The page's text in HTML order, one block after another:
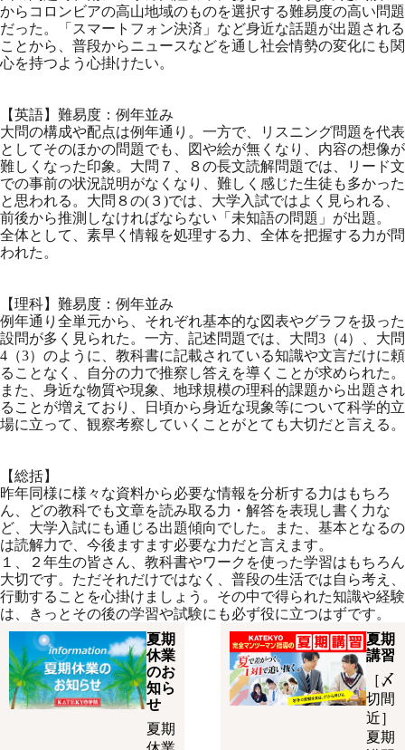
からコロンビアの高山地域のものを選択する難易度の高い問題
だった。「スマートフォン決済」など身近な話題が出題される
ことから、普段からニュースなどを通し社会情勢の変化にも関
心を持つよう心掛けたい。
【英語】難易度：例年並み
大問の構成や配点は例年通り。一方で、リスニング問題を代表
としてそのほかの問題でも、図や絵が無くなり、内容の想像が
難しくなった印象。大問７、８の長文読解問題では、リード文
での事前の状況説明がなくなり、難しく感じた生徒も多かった
と思われる。大問８の(３)では、大学入試ではよく見られる、
前後から推測しなければならない「未知語の問題」が出題。
全体として、素早く情報を処理する力、全体を把握する力が問
われた。
【理科】難易度：例年並み
例年通り全単元から、それぞれ基本的な図表やグラフを扱った
設問が多く見られた。一方、記述問題では、大問3（4）、大問
4（3）のように、教科書に記載されている知識や文言だけに頼
ることなく、自分の力で推察し答えを導くことが求められた。
また、身近な物質や現象、地球規模の理科的課題から出題され
ることが増えており、日頃から身近な現象等について科学的立
場に立って、観察考察していくことがとても大切だと言える。
【総括】
昨年同様に様々な資料から必要な情報を分析する力はもちろ
ん、どの教科でも文章を読み取る力・解答を表現し書く力な
ど、大学入試にも通じる出題傾向でした。また、基本となるの
は読解力で、今後ますます必要な力だと言えます。
１、２年生の皆さん、教科書やワークを使った学習はもちろん
大切です。ただそれだけではなく、普段の生活では自ら考え、
行動することを心掛けましょう。その中で得られた知識や経験
は、きっとその後の学習や試験にも必ず役に立つはずです。
夏期
休業
のお
知ら
せ
夏期
夏期
講習
［〆
切間
近］
夏期